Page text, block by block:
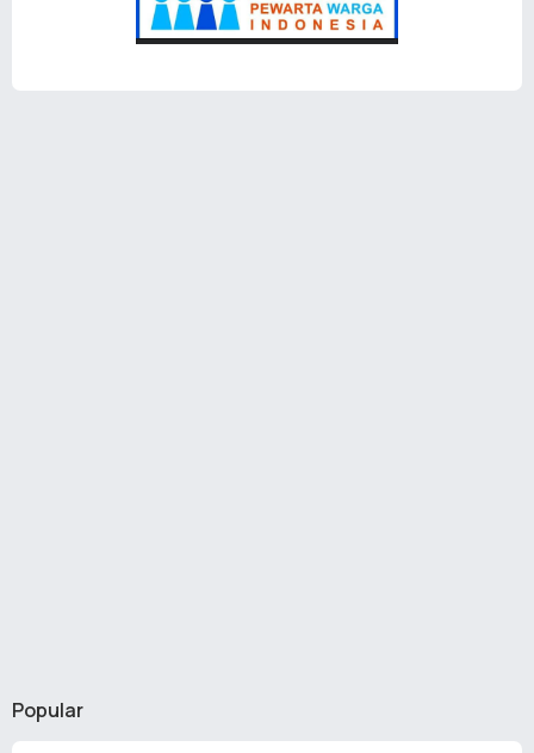
Popular